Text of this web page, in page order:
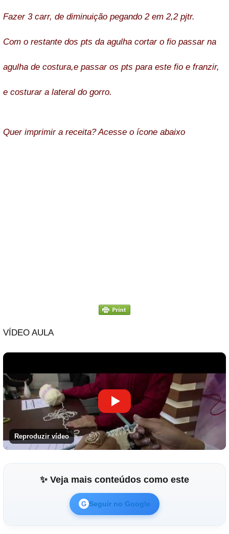
Fazer 3 carr, de diminuição pegando 2 em 2,2 pjtr.
Com o restante dos pts da agulha cortar o fio passar na
agulha de costura,e passar os pts para este fio e franzir,
e costurar a lateral do gorro.
Quer imprimir a receita? Acesse o ícone abaixo
VÍDEO AULA
Reproduzir vídeo
✨ Veja mais conteúdos como este
G Seguir no Google